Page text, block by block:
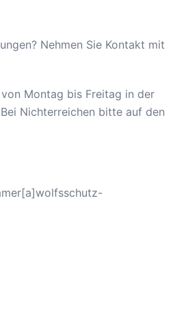
Nehmen Sie Kontakt mit
Montag bis Freitag in der
Nichterreichen bitte auf den